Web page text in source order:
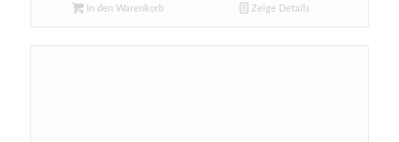
In den Warenkorb Zeige Details